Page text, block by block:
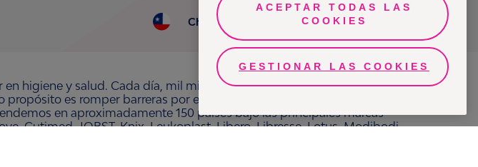
Chile
higiene y salud. Cada día, mil millones de personas, en todo el mundo,
es romper barreras por el bienestar en beneficio de consumidores,
en aproximadamente 150 países bajo las principales marcas
Cutimed, JOBST, Knix, Leukoplast, Libero, Libresse, Lotus, Modibodi,
ACEPTAR TODAS LAS
COOKIES
GESTIONAR LAS COOKIES